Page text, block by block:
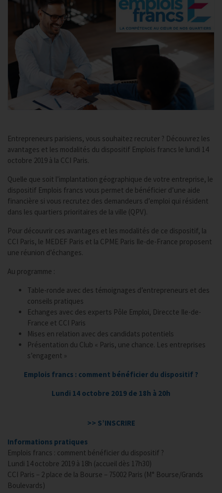
Entrepreneurs parisiens, vous souhaitez recruter ? Découvrez les
avantages et les modalités du dispositif Emplois francs le lundi 14
octobre 2019 à la CCI Paris.
Quelle que soit l’implantation géographique de votre entreprise, le
dispositif Emplois francs vous permet de bénéficier d’une aide
financière si vous recrutez des demandeurs d’emploi qui résident
dans les quartiers prioritaires de la ville (QPV).
Pour découvrir ces avantages et les modalités de ce dispositif, la
CCI Paris, le MEDEF Paris et la CPME Paris Ile-de-France proposent
une réunion d’échanges.
Au programme :
Table-ronde avec des témoignages d’entrepreneurs et des
conseils pratiques
Echanges avec des experts Pôle Emploi, Direccte Ile-de-
France et CCI Paris
Mises en relation avec des candidats potentiels
Présentation du Club « Paris, une chance. Les entreprises
s’engagent »
Emplois francs : comment bénéficier du dispositif ?
Lundi 14 octobre 2019 de 18h à 20h
>> S’INSCRIRE
Informations pratiques
Emplois francs : comment bénéficier du dispositif ?
Lundi 14 octobre 2019 à 18h (accueil dès 17h30)
CCI Paris – 2 place de la Bourse – 75002 Paris (M° Bourse/Grands
Boulevards)